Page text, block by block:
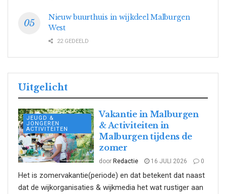
Nieuw buurthuis in wijkdeel Malburgen
West
22 GEDEELD
Uitgelicht
JEUGD &
JONGEREN
ACTIVITEITEN
Vakantie in Malburgen
& Activiteiten in
Malburgen tijdens de
zomer
door Redactie 16 JULI 2026 0
Het is zomervakantie(periode) en dat betekent dat naast
dat de wijkorganisaties & wijkmedia het wat rustiger aan